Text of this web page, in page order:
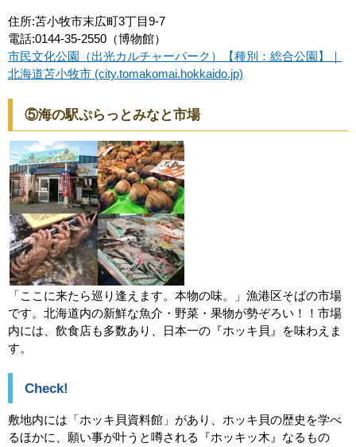
住所:苫小牧市末広町3丁目9-7
電話:0144-35-2550（博物館）
市民文化公園（出光カルチャーパーク）【種別：総合公園】｜
北海道苫小牧市 (city.tomakomai.hokkaido.jp)
⑤海の駅ぷらっとみなと市場
「ここに来たら巡り逢えます。本物の味。」漁港区そばの市場
です。北海道内の新鮮な魚介・野菜・果物が勢ぞろい！！市場
内には、飲食店も多数あり、日本一の『ホッキ貝』を味わえま
す。
Check!
敷地内には「ホッキ貝資料館」があり、ホッキ貝の歴史を学べ
るほかに、願い事が叶うと噂される『ホッキッ木』なるもの